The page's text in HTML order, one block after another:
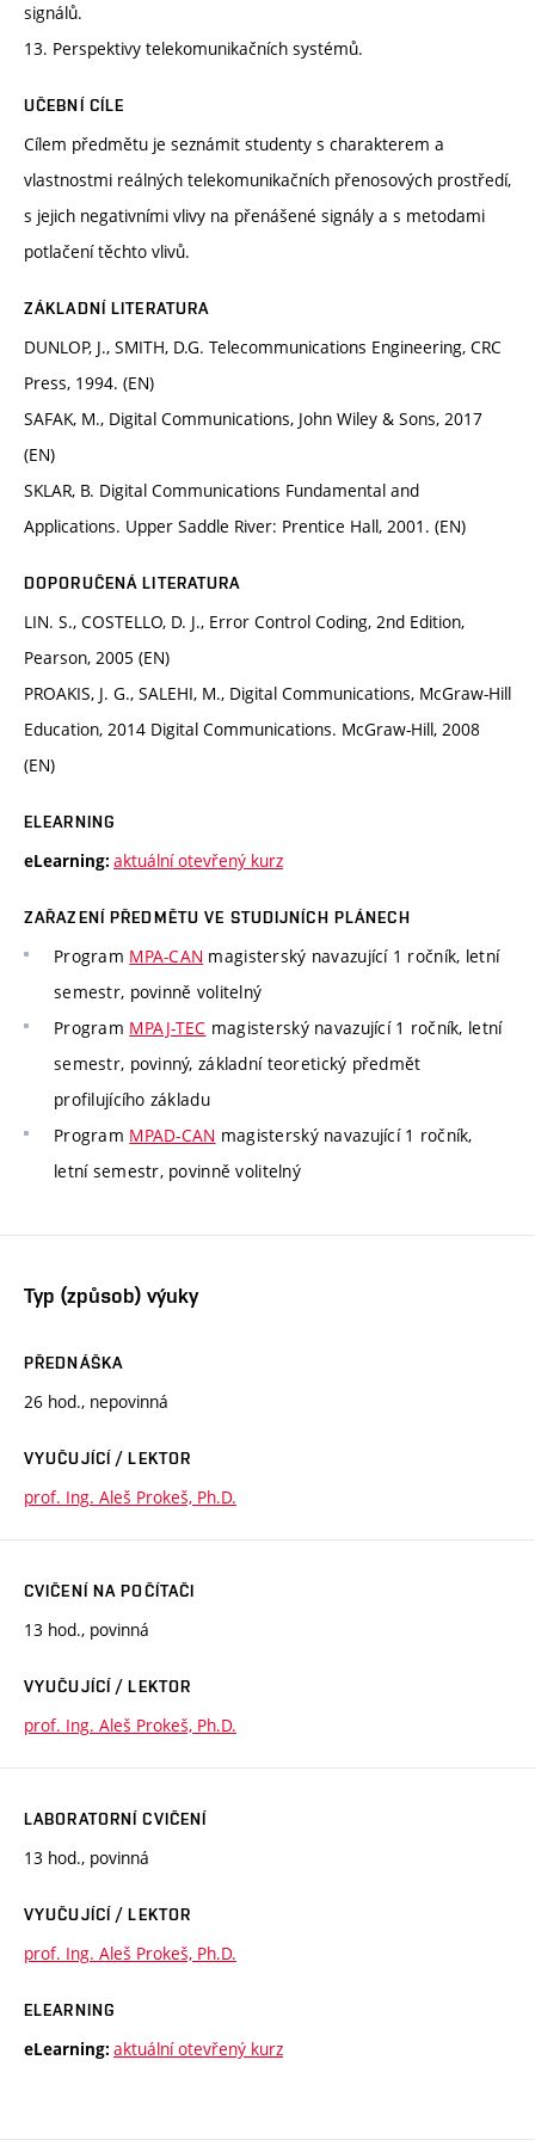
signálů.
13. Perspektivy telekomunikačních systémů.
UČEBNÍ CÍLE
Cílem předmětu je seznámit studenty s charakterem a
vlastnostmi reálných telekomunikačních přenosových prostředí,
s jejich negativními vlivy na přenášené signály a s metodami
potlačení těchto vlivů.
ZÁKLADNÍ LITERATURA
DUNLOP, J., SMITH, D.G. Telecommunications Engineering, CRC
Press, 1994. (EN)
SAFAK, M., Digital Communications, John Wiley & Sons, 2017
(EN)
SKLAR, B. Digital Communications Fundamental and
Applications. Upper Saddle River: Prentice Hall, 2001. (EN)
DOPORUČENÁ LITERATURA
LIN. S., COSTELLO, D. J., Error Control Coding, 2nd Edition,
Pearson, 2005 (EN)
PROAKIS, J. G., SALEHI, M., Digital Communications, McGraw-Hill
Education, 2014 Digital Communications. McGraw-Hill, 2008
(EN)
ELEARNING
eLearning: aktuální otevřený kurz
ZAŘAZENÍ PŘEDMĚTU VE STUDIJNÍCH PLÁNECH
Program MPA-CAN magisterský navazující 1 ročník, letní
semestr, povinně volitelný
Program MPAJ-TEC magisterský navazující 1 ročník, letní
semestr, povinný, základní teoretický předmět
profilujícího základu
Program MPAD-CAN magisterský navazující 1 ročník,
letní semestr, povinně volitelný
Typ (způsob) výuky
PŘEDNÁŠKA
26 hod., nepovinná
VYUČUJÍCÍ / LEKTOR
prof. Ing. Aleš Prokeš, Ph.D.
CVIČENÍ NA POČÍTAČI
13 hod., povinná
VYUČUJÍCÍ / LEKTOR
prof. Ing. Aleš Prokeš, Ph.D.
LABORATORNÍ CVIČENÍ
13 hod., povinná
VYUČUJÍCÍ / LEKTOR
prof. Ing. Aleš Prokeš, Ph.D.
ELEARNING
eLearning: aktuální otevřený kurz